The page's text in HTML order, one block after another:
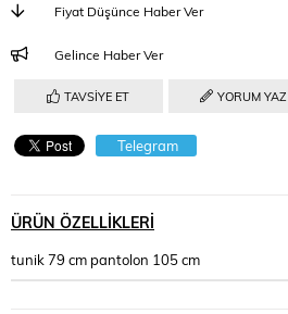
Fiyat Düşünce Haber Ver
Gelince Haber Ver
TAVSIYE ET YORUM YAZ
Telegram
ÜRÜN ÖZELLIKLERI
tunik 79 cm pantolon 105 cm